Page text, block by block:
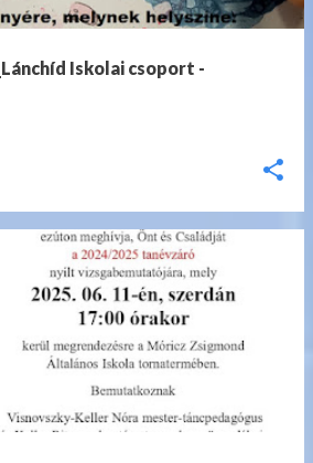
Iskolai csoport -